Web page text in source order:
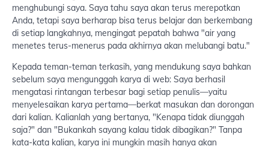
menghubungi saya. Saya tahu saya akan terus merepotkan
Anda, tetapi saya berharap bisa terus belajar dan berkembang
di setiap langkahnya, mengingat pepatah bahwa "air yang
menetes terus-menerus pada akhirnya akan melubangi batu."
Kepada teman-teman terkasih, yang mendukung saya bahkan
sebelum saya mengunggah karya di web: Saya berhasil
mengatasi rintangan terbesar bagi setiap penulis—yaitu
menyelesaikan karya pertama—berkat masukan dan dorongan
dari kalian. Kalianlah yang bertanya, "Kenapa tidak diunggah
saja?" dan "Bukankah sayang kalau tidak dibagikan?" Tanpa
kata-kata kalian, karya ini mungkin masih hanya akan